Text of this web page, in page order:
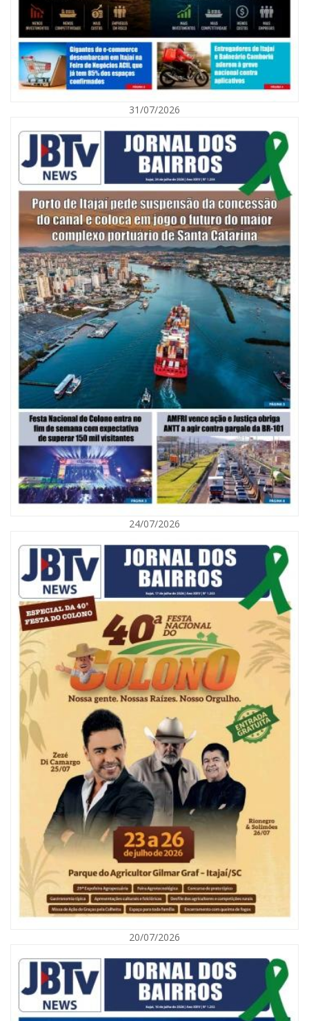
Defesa Civil de Itajaí alerta para chuva, ventos fortes e queda de
temperatura
ITAJAÍ
06/08/2026 | 10:02
Audiência pública debate Programa Municipal de Habitação de Interesse
Social em Itajaí
06/08/2026 | 10:04
Ação oferece testes rápidos para HIV, sífilis e hepatites nesta quinta (6) e
sexta-feira (7)
GERAL
31/07/2026
24/07/2026
20/07/2026